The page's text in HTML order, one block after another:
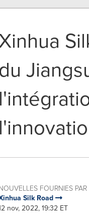
du
FOURNIES PAR
Silk Road
nov, 2022, 19:32 ET